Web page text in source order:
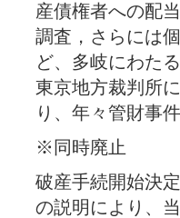
産債権者への配
調査，さらには
ど、多岐にわたる
東京地方裁判所
り、年々管財事
※同時廃止
破産手続開始決
の説明により、